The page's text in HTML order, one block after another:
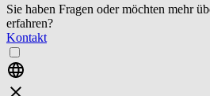
Sie haben Fragen oder möchten mehr
erfahren?
Kontakt